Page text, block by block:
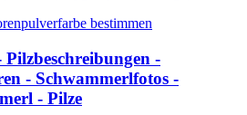
bestimmen
-
- Schwammerlfotos -
- Pilze